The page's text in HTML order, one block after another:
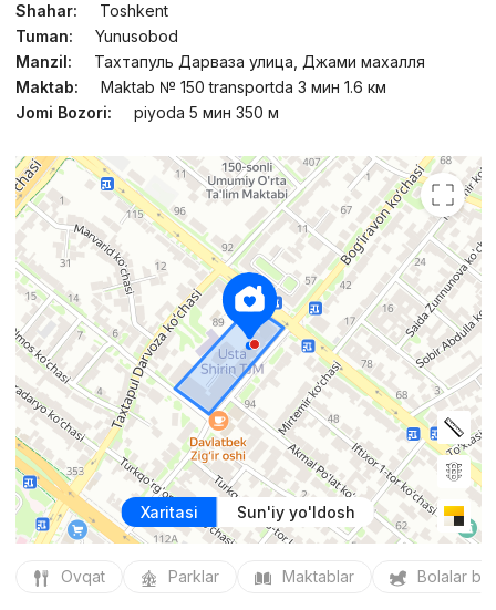
Shahar:
Toshkent
Tuman:
Yunusobod
Manzil:
Тахтапуль Дарваза улица, Джами махалля
Maktab:
Maktab № 150 transportda 3 мин 1.6 км
Jomi Bozori:
piyoda 5 мин 350 м
Xaritasi Sun'iy yo'ldosh
Ovqat Parklar Maktablar Bolalar